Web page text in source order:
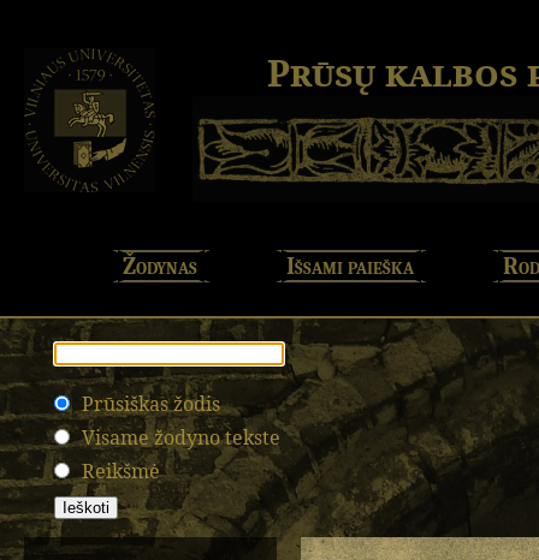
Prūsų kalbos
Žodynas Išsami paieška
Prūsiškas žodis
Visame žodyno tekste
Reikšmė